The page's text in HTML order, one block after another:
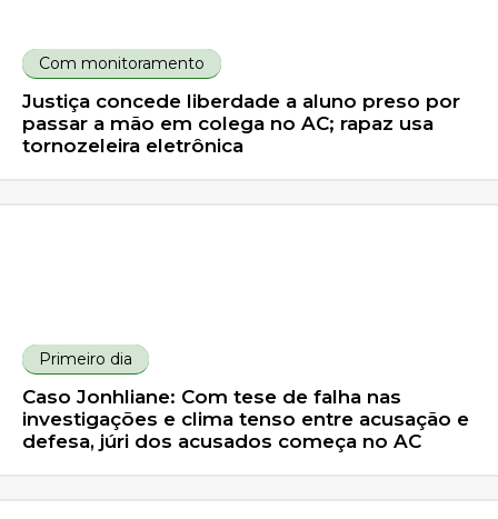
Com monitoramento
Justiça concede liberdade a aluno preso por
passar a mão em colega no AC; rapaz usa
tornozeleira eletrônica
Primeiro dia
Caso Jonhliane: Com tese de falha nas
investigações e clima tenso entre acusação e
defesa, júri dos acusados começa no AC